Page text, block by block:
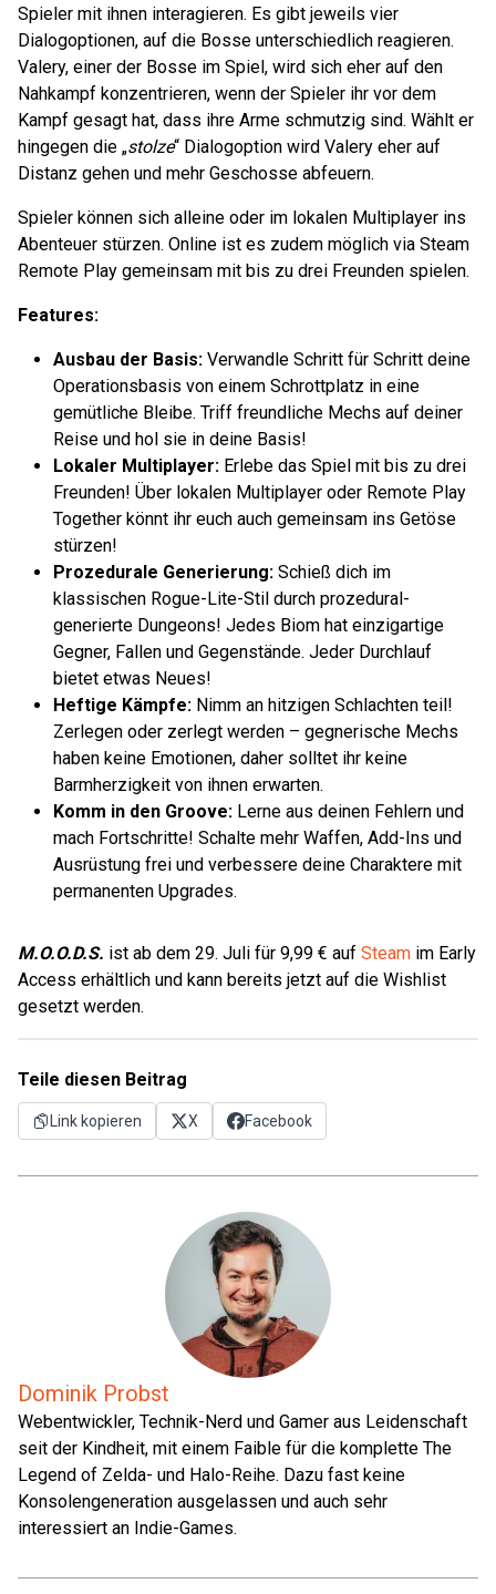
Spieler mit ihnen interagieren. Es gibt jeweils vier
Dialogoptionen, auf die Bosse unterschiedlich reagieren.
Valery, einer der Bosse im Spiel, wird sich eher auf den
Nahkampf konzentrieren, wenn der Spieler ihr vor dem
Kampf gesagt hat, dass ihre Arme schmutzig sind. Wählt er
hingegen die „stolze“ Dialogoption wird Valery eher auf
Distanz gehen und mehr Geschosse abfeuern.
Spieler können sich alleine oder im lokalen Multiplayer ins
Abenteuer stürzen. Online ist es zudem möglich via Steam
Remote Play gemeinsam mit bis zu drei Freunden spielen.
Features:
Ausbau der Basis: Verwandle Schritt für Schritt deine
Operationsbasis von einem Schrottplatz in eine
gemütliche Bleibe. Triff freundliche Mechs auf deiner
Reise und hol sie in deine Basis!
Lokaler Multiplayer: Erlebe das Spiel mit bis zu drei
Freunden! Über lokalen Multiplayer oder Remote Play
Together könnt ihr euch auch gemeinsam ins Getöse
stürzen!
Prozedurale Generierung: Schieß dich im
klassischen Rogue-Lite-Stil durch prozedural-
generierte Dungeons! Jedes Biom hat einzigartige
Gegner, Fallen und Gegenstände. Jeder Durchlauf
bietet etwas Neues!
Heftige Kämpfe: Nimm an hitzigen Schlachten teil!
Zerlegen oder zerlegt werden – gegnerische Mechs
haben keine Emotionen, daher solltet ihr keine
Barmherzigkeit von ihnen erwarten.
Komm in den Groove: Lerne aus deinen Fehlern und
mach Fortschritte! Schalte mehr Waffen, Add-Ins und
Ausrüstung frei und verbessere deine Charaktere mit
permanenten Upgrades.
M.O.O.D.S. ist ab dem 29. Juli für 9,99 € auf Steam im Early
Access erhältlich und kann bereits jetzt auf die Wishlist
gesetzt werden.
Teile diesen Beitrag
Link kopieren X Facebook
Dominik Probst
Webentwickler, Technik-Nerd und Gamer aus Leidenschaft
seit der Kindheit, mit einem Faible für die komplette The
Legend of Zelda- und Halo-Reihe. Dazu fast keine
Konsolengeneration ausgelassen und auch sehr
interessiert an Indie-Games.